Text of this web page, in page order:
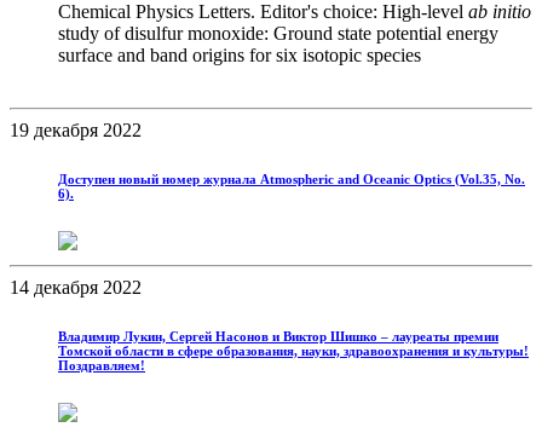
Chemical Physics Letters. Editor's choice: High-level ab initio
study of disulfur monoxide: Ground state potential energy
surface and band origins for six isotopic species
19 декабря 2022
Доступен новый номер журнала Atmospheric and Oceanic Optics (Vol.35, No.
6).
14 декабря 2022
Владимир Лукин, Сергей Насонов и Виктор Шишко – лауреаты премии
Томской области в сфере образования, науки, здравоохранения и культуры!
Поздравляем!